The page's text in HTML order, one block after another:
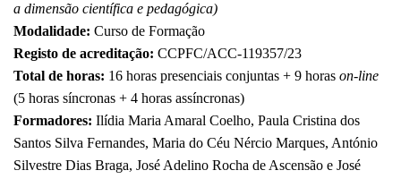
a dimensão científica e pedagógica)
Modalidade: Curso de Formação
Registo de acreditação: CCPFC/ACC-119357/23
Total de horas: 16 horas presenciais conjuntas + 9 horas on-line
(5 horas síncronas + 4 horas assíncronas)
Formadores: Ilídia Maria Amaral Coelho, Paula Cristina dos
Santos Silva Fernandes, Maria do Céu Nércio Marques, António
Silvestre Dias Braga, José Adelino Rocha de Ascensão e José